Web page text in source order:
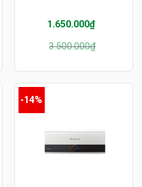
3.500.000₫
Giá
gốc
3.500.000₫.
1.650.000₫
Giá
hiện
là:
1.650.000₫.
-14%